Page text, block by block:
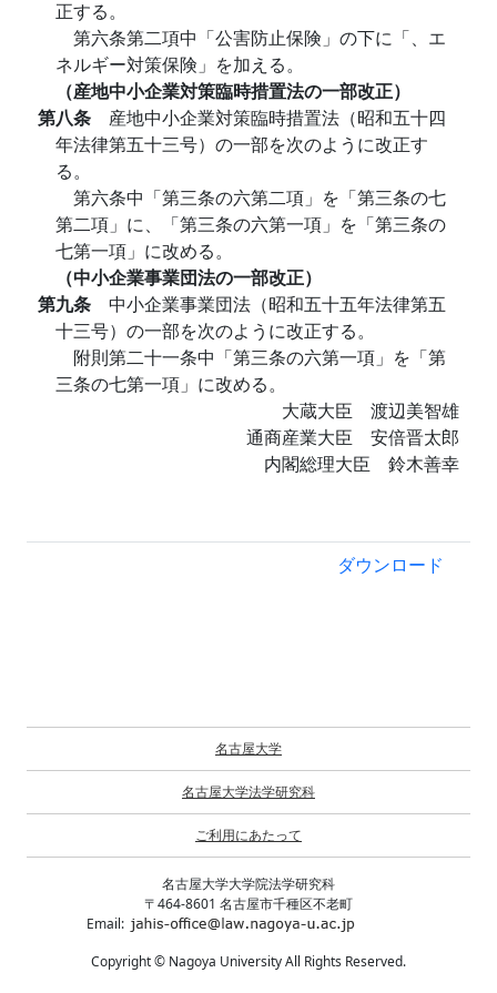
正する。
第六条第二項中「公害防止保険」の下に「、エ
ネルギー対策保険」を加える。
（産地中小企業対策臨時措置法の一部改正）
第八条 産地中小企業対策臨時措置法（昭和五十四
年法律第五十三号）の一部を次のように改正す
る。
第六条中「第三条の六第二項」を「第三条の七
第二項」に、「第三条の六第一項」を「第三条の
七第一項」に改める。
（中小企業事業団法の一部改正）
第九条 中小企業事業団法（昭和五十五年法律第五
十三号）の一部を次のように改正する。
附則第二十一条中「第三条の六第一項」を「第
三条の七第一項」に改める。
大蔵大臣 渡辺美智雄
通商産業大臣 安倍晋太郎
内閣総理大臣 鈴木善幸
ダウンロード
名古屋大学
名古屋大学法学研究科
ご利用にあたって
名古屋大学大学院法学研究科
〒464-8601 名古屋市千種区不老町
Email:
Copyright © Nagoya University All Rights Reserved.